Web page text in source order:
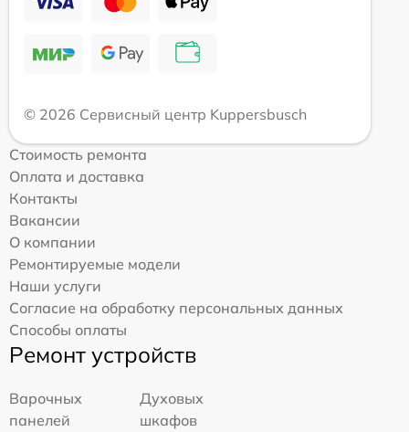
© 2026 Сервисный центр Kuppersbusch
Стоимость ремонта
Оплата и доставка
Контакты
Вакансии
О компании
Ремонтируемые модели
Наши услуги
Согласие на обработку персональных данных
Способы оплаты
Ремонт устройств
Варочных
панелей
Духовых
шкафов